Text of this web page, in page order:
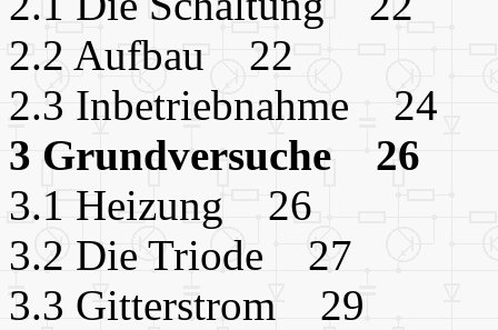
2.2 Aufbau 22
2.3 Inbetriebnahme 24
3 Grundversuche 26
3.1 Heizung 26
3.2 Die Triode 27
3.3 Gitterstrom 29